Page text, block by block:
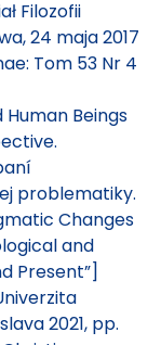
Filozofii
24 maja 2017
Tom 53 Nr 4
Beings
problematiky.
Changes
and
Present”]
2021, pp.